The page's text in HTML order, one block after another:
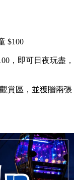
$100
，即可日夜玩盡，
賞區，並獲贈兩張